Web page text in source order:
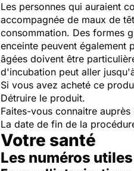
Les personnes qui auraient
accompagnée de maux de
consommation. Des formes
enceinte peuvent également
âgées doivent être
d'incubation peut aller
Si vous avez acheté ce
Détruire le produit.
Faites-vous connaitre
La date de fin de la
Votre santé
Les numéros utiles